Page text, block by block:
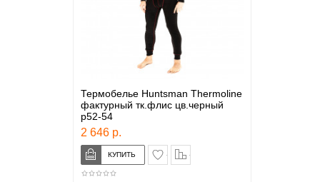
Термобелье Huntsman Thermoline
фактурный тк.флис цв.черный
р52-54
2 646 р.
в закладки